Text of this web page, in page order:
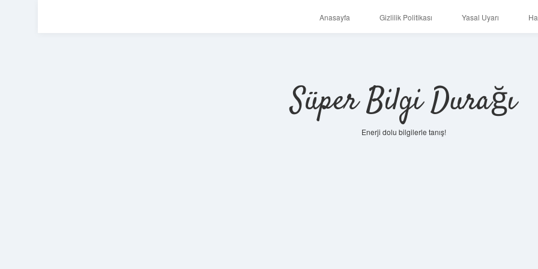
Anasayfa Gizlilik Politikası Yasal Uyarı
Süper Bilgi Durağı
Enerji dolu bilgilerle tanış!